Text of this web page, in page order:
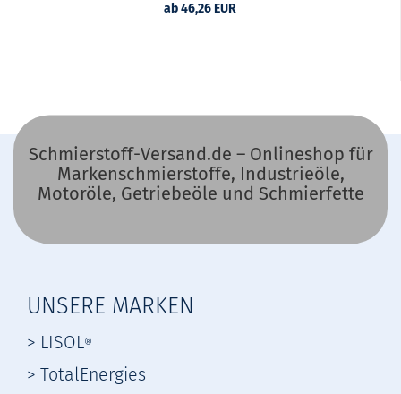
ab 46,26 EUR
Schmierstoff-Versand.de – Onlineshop für
Markenschmierstoffe, Industrieöle,
Motoröle, Getriebeöle und Schmierfette
UNSERE MARKEN
> LISOL®
> TotalEnergies